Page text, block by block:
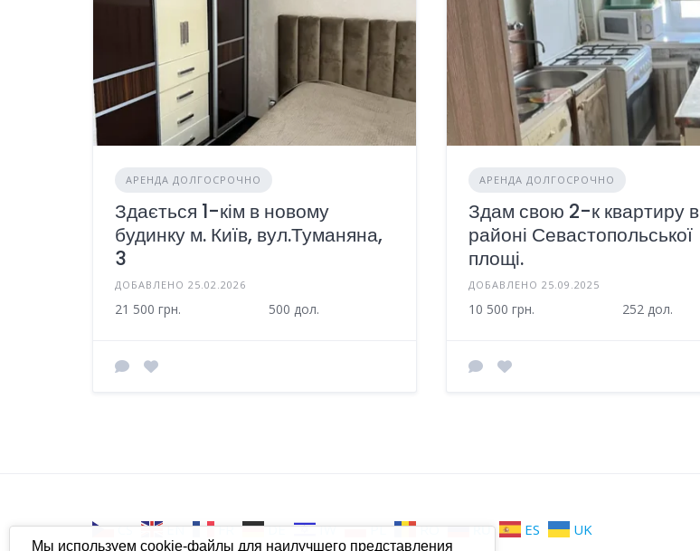
АРЕНДА ДОЛГОСРОЧНО
Здається 1-кім в новому
будинку м. Київ, вул.Туманяна,
3
ДОБАВЛЕНО 25.02.2026
21 500 грн. 500 дол.
АРЕНДА ДОЛГОСРОЧНО
Здам свою 2-к квартиру в
районі Севастопольської
площі.
ДОБАВЛЕНО 25.09.2025
10 500 грн. 252 дол.
CS EN FR DE IW PL RO RU ES UK
Мы используем cookie-файлы для наилучшего представления